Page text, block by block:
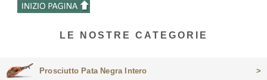
LE NOSTRE CATEGORIE
Prosciutto Pata Negra Intero >